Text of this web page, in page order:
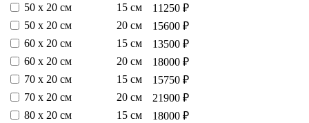
50 х 20 см
15 см
11250 ₽
50 х 20 см
20 см
15600 ₽
60 х 20 см
15 см
13500 ₽
60 х 20 см
20 см
18000 ₽
70 х 20 см
15 см
15750 ₽
70 х 20 см
20 см
21900 ₽
80 х 20 см
15 см
18000 ₽